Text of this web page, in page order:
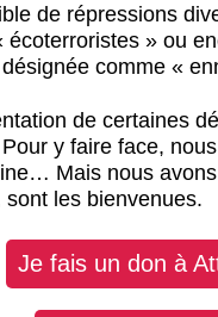
de répressions
» ou
comme «
de certaines
y faire face,
Mais nous
les bienvenues.
Je fais un don à